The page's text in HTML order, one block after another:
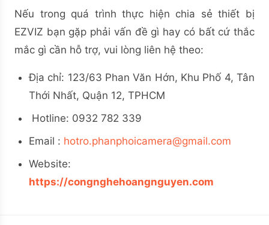
Nếu trong quá trình thực hiện chia sẻ thiết bị
EZVIZ bạn gặp phải vấn đề gì hay có bất cứ thắc
mắc gì cần hỗ trợ, vui lòng liên hệ theo:
Địa chỉ: 123/63 Phan Văn Hớn, Khu Phố 4, Tân
Thới Nhất, Quận 12, TPHCM
Hotline: 0932 782 339
Email : hotro.phanphoicamera@gmail.com
Website:
https://congnghehoangnguyen.com